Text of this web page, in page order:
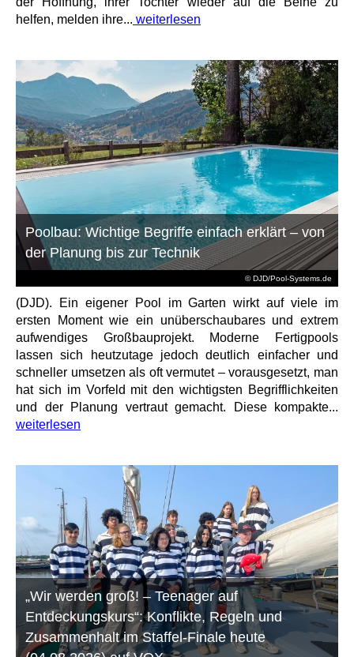
helfen, melden ihre... weiterlesen
© DJD/Pool-Systems.de
Poolbau: Wichtige Begriffe einfach erklärt – von
der Planung bis zur Technik
(DJD). Ein eigener Pool im Garten wirkt auf viele im
ersten Moment wie ein unüberschaubares und extrem
aufwendiges Großbauprojekt. Moderne Fertigpools
lassen sich heutzutage jedoch deutlich einfacher und
schneller umsetzen als oft vermutet – vorausgesetzt, man
hat sich im Vorfeld mit den wichtigsten Begrifflichkeiten
und der Planung vertraut gemacht. Diese kompakte...
weiterlesen
„Wir werden groß! – Teenager auf
Entdeckungskurs“: Konflikte, Regeln und
Zusammenhalt im Staffel-Finale heute